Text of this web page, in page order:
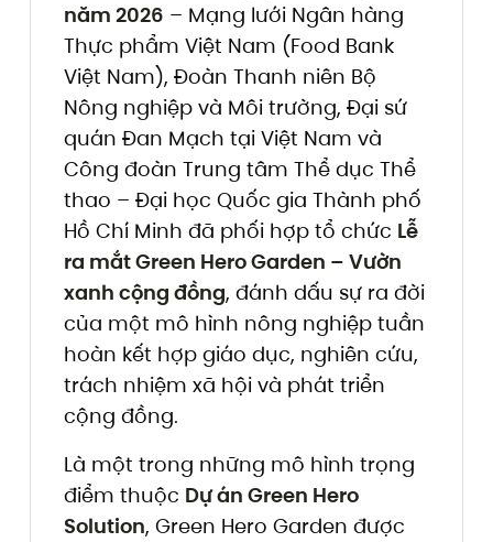
năm 2026 – Mạng lưới Ngân hàng
Thực phẩm Việt Nam (Food Bank
Việt Nam), Đoàn Thanh niên Bộ
Nông nghiệp và Môi trường, Đại sứ
quán Đan Mạch tại Việt Nam và
Công đoàn Trung tâm Thể dục Thể
thao – Đại học Quốc gia Thành phố
Hồ Chí Minh đã phối hợp tổ chức Lễ
ra mắt Green Hero Garden – Vườn
xanh cộng đồng, đánh dấu sự ra đời
của một mô hình nông nghiệp tuần
hoàn kết hợp giáo dục, nghiên cứu,
trách nhiệm xã hội và phát triển
cộng đồng.
Là một trong những mô hình trọng
điểm thuộc Dự án Green Hero
Solution, Green Hero Garden được